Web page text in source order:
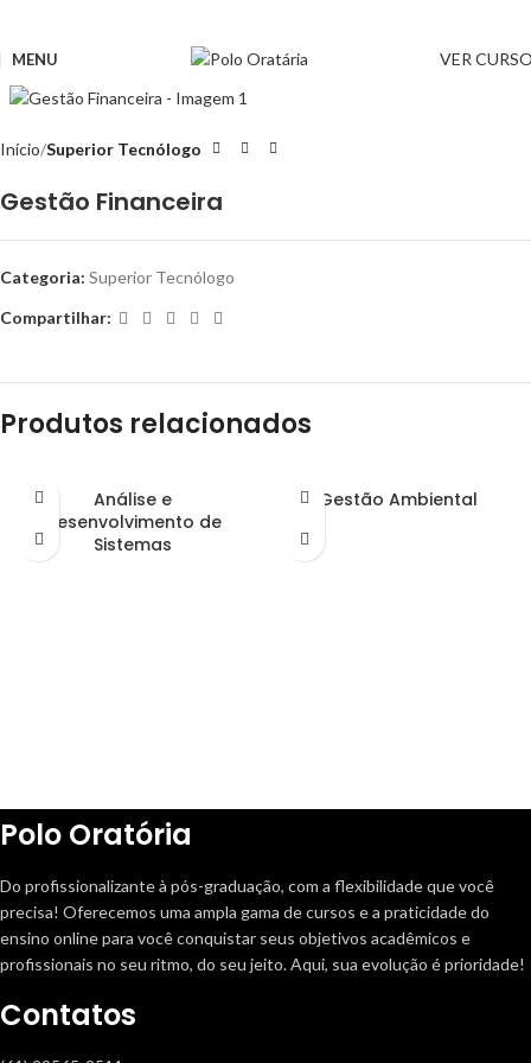
MENU VER
Clique para ampliar
Início Superior Tecnólogo
Gestão Financeira
Categoria: Superior Tecnólogo
Compartilhar:
Produtos relacionados
Análise e
Desenvolvimento de
Sistemas
Gestão Ambiental
Polo Oratória
Do profissionalizante à pós-graduação, com a flexibilidade que você
precisa! Oferecemos uma ampla gama de cursos e a praticidade do
ensino online para você conquistar seus objetivos acadêmicos e
profissionais no seu ritmo, do seu jeito. Aqui, sua evolução é prioridade!
Contatos